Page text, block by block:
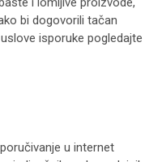
bi dogovorili tačan
isporuke pogledajte
u internet